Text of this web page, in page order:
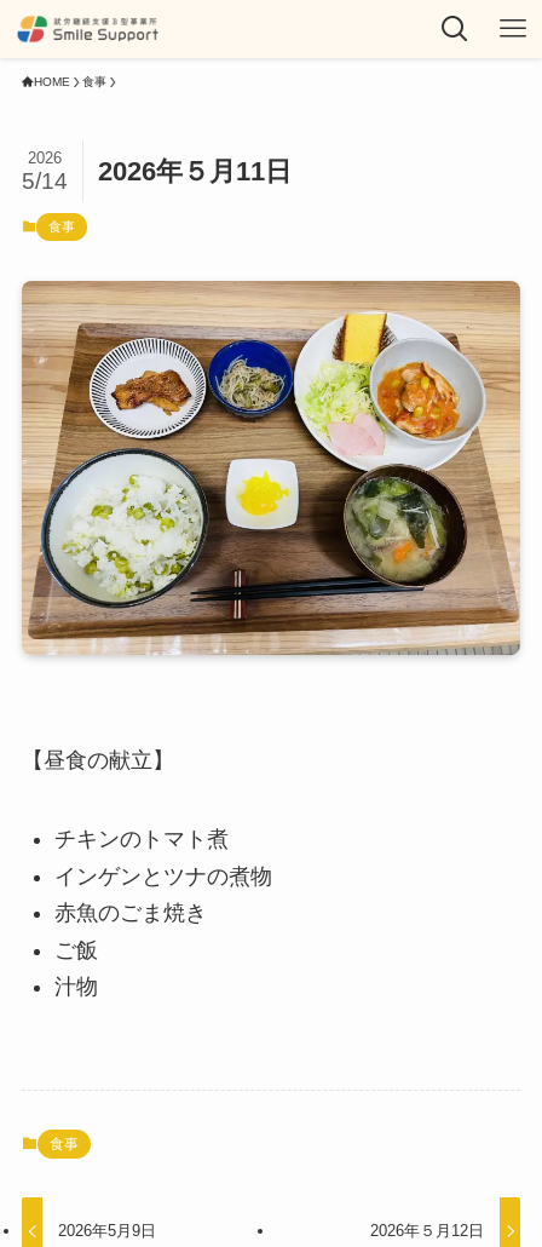
HOME 食事
2026年５月11日
2026
5/14
食事
【昼食の献立】
チキンのトマト煮
インゲンとツナの煮物
赤魚のごま焼き
ご飯
汁物
食事
2026年5月9日 2026年５月12日